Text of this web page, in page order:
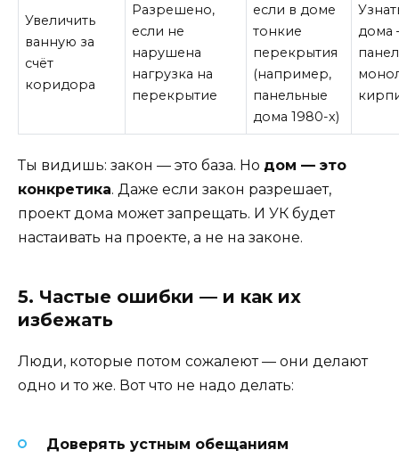
Увеличить
ванную за
счёт
коридора
Разрешено,
если не
нарушена
нагрузка на
перекрытие
если в доме
тонкие
перекрытия
(например,
панельные
дома 1980-х)
дома
Ты видишь: закон — это база. Но дом — это
конкретика. Даже если закон разрешает,
проект дома может запрещать. И УК будет
настаивать на проекте, а не на законе.
5. Частые ошибки — и как их
избежать
Люди, которые потом сожалеют — они делают
одно и то же. Вот что не надо делать:
Доверять устным обещаниям